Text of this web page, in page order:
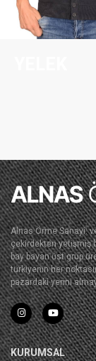
Alnas Örme Sanayi.
çekirdekten yetişmiş
bay bayan üst grup
türkiyenin her
pazardaki yerini
KURUMSAL